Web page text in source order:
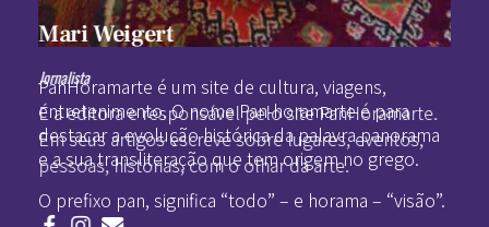
PanHoramarte é um site de cultura, viagens,
entretenimento. O nome Pan-horamarte é para
destacar a evolução histórica da palavra panorama
e a sua transliteração que tem origem no grego.
O prefixo pan, significa “todo” – e horama – “visão”.
Mari Weigert
Jornalista
É a editora e responsável pelo site PanHoramarte.
Em seus artigos escreve sobre lugares, eventos,
pessoas, histórias, com o olhar da arte.